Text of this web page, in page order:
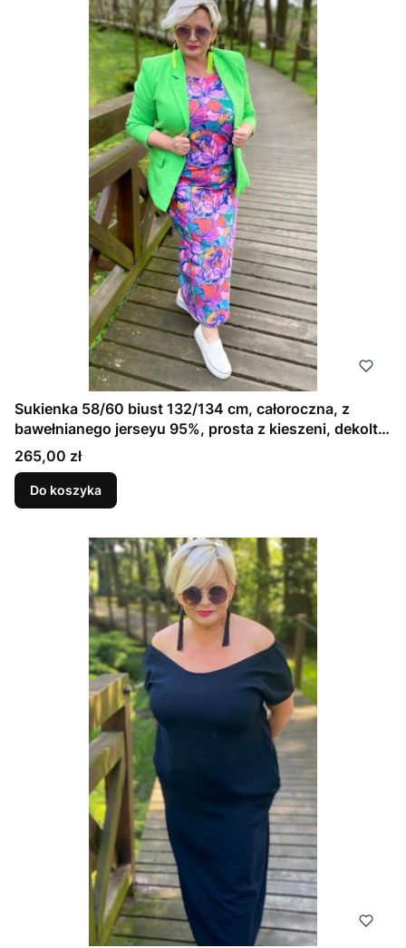
Sukienka 58/60 biust 132/134 cm, całoroczna, z
bawełnianego jerseyu 95%, prosta z kieszeni, dekolt
łódka, W KWIATY, HIBISKUS, FIOLETOWA
Cena
265,00 zł
Do koszyka